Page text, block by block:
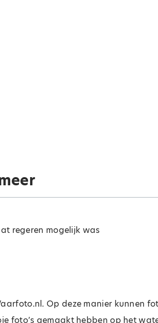
regeren mogelijk was
Op deze manier kunnen
foto’s gemaakt hebben op het